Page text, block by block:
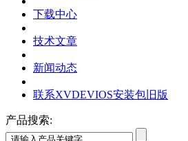
下载中心
技术文章
新闻动态
联系XVDEVIOS安装包旧版
产品搜索: